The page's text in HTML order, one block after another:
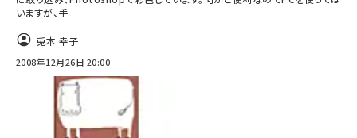
いますが、手
兎本 幸子
2008年12月26日 20:00